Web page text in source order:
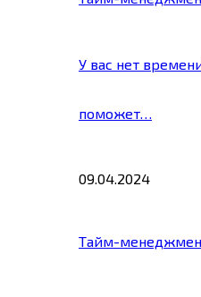
У вас нет
поможет…
09.04.2024
Тайм-